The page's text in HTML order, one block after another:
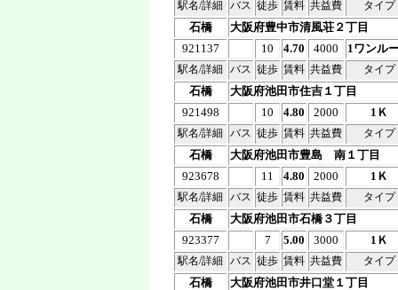
駅名/詳細 バス 徒歩 賃料 共益費 タイプ
石橋
大阪府豊中市清風荘２丁目
921137
10 4.70 4000 1ワンル
駅名/詳細 バス 徒歩 賃料 共益費 タイプ
石橋
大阪府池田市住吉１丁目
921498
10 4.80 2000 1Ｋ
駅名/詳細 バス 徒歩 賃料 共益費 タイプ
石橋
大阪府池田市豊島 南１丁目
923678
11 4.80 2000 1Ｋ
駅名/詳細 バス 徒歩 賃料 共益費 タイプ
石橋
大阪府池田市石橋３丁目
923377
7 5.00 3000 1Ｋ
駅名/詳細 バス 徒歩 賃料 共益費 タイプ
石橋
大阪府池田市井口堂１丁目